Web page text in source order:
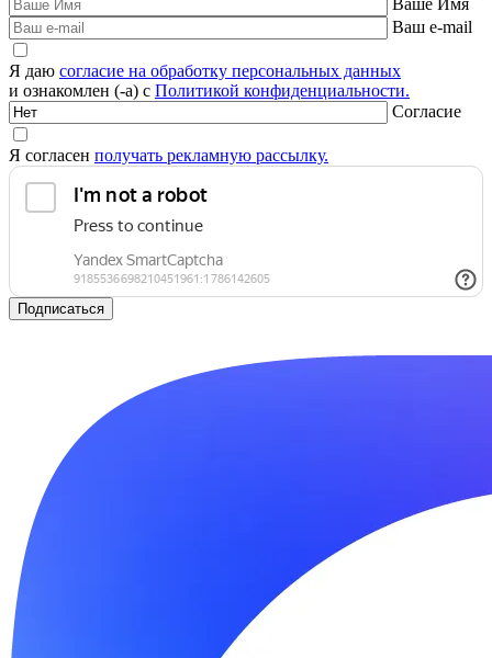
Ваш e-mail
Я даю согласие на обработку персональных данных
и ознакомлен (-а) с Политикой конфиденциальности.
Согласие
Я согласен получать рекламную рассылку.